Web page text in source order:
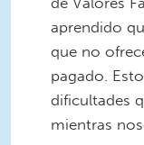
aprendido
que no
pagado.
dificultades
mientras